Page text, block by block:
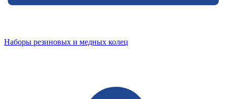
Наборы резиновых и медных колец